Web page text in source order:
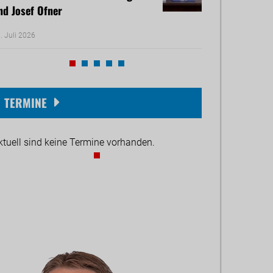
Josef Ofner
Juli 2026
Michael Reiner
TERMINE
sind keine Termine vorhanden.